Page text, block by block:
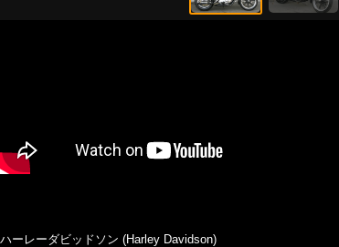
ハーレーダビッドソン (Harley Davidson)